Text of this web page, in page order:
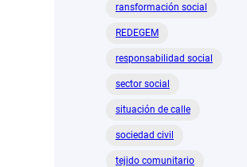
ransformación social
REDEGEM
responsabilidad social
sector social
situación de calle
sociedad civil
tejido comunitario